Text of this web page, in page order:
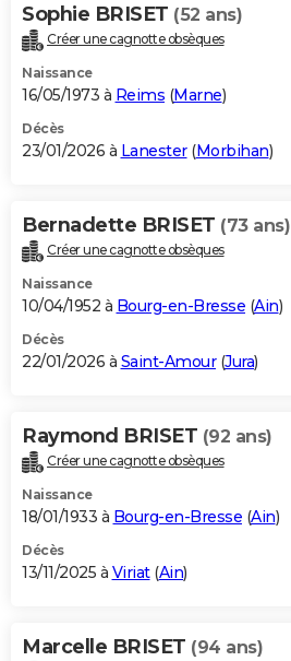
Carte de Noël
Carte Bonne année
Carte Saint-Valentin
Carte Pâques
Carte d'anniversaire
DICTIONNAIRE
Dictionnaire
Biographies
Citations
Expressions
Proverbes
PROGRAMME TV
S'inscrire
Se connecter
Lycées
Collèges
Primaires
Universités
Entreprises
Service militaire
Avis de recherche
AVIS DE DÉCÈS
Bricolage
Lifestyle
Culture
Sport
Auto
Television
Voyage
Cinema
Sophie BRISET (52 ans)
Créer une cagnotte obsèques
Naissance
16/05/1973 à Reims (Marne)
Décès
23/01/2026 à Lanester(Morbihan)
Bernadette BRISET (73 ans)
Créer une cagnotte obsèques
Naissance
10/04/1952 à Bourg-en-Bresse (Ain)
Décès
22/01/2026 à Saint-Amour(Jura)
Raymond BRISET (92 ans)
Créer une cagnotte obsèques
Naissance
18/01/1933 à Bourg-en-Bresse (Ain)
Décès
13/11/2025 à Viriat(Ain)
Marcelle BRISET (94 ans)